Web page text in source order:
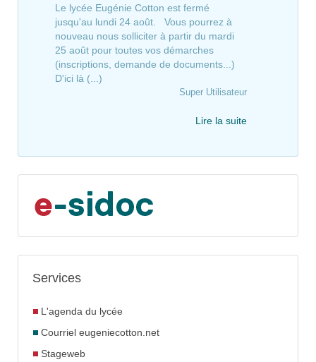
Le lycée Eugénie Cotton est fermé
jusqu'au lundi 24 août. Vous pourrez à
nouveau nous solliciter à partir du mardi
25 août pour toutes vos démarches
(inscriptions, demande de documents...)
D'ici là (...)
Super Utilisateur
Lire la suite
Services
L'agenda du lycée
Courriel eugeniecotton.net
Stageweb